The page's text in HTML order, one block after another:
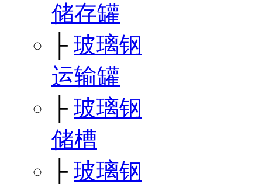
储存罐
├ 玻璃钢
运输罐
├ 玻璃钢
储槽
├ 玻璃钢